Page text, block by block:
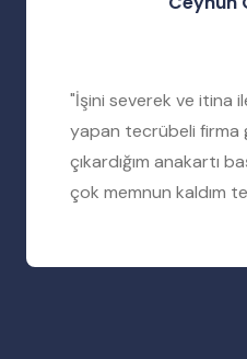
"İşini severek ve itina
yapan tecrübeli firma
çıkardığım anakartı
çok memnun kaldım